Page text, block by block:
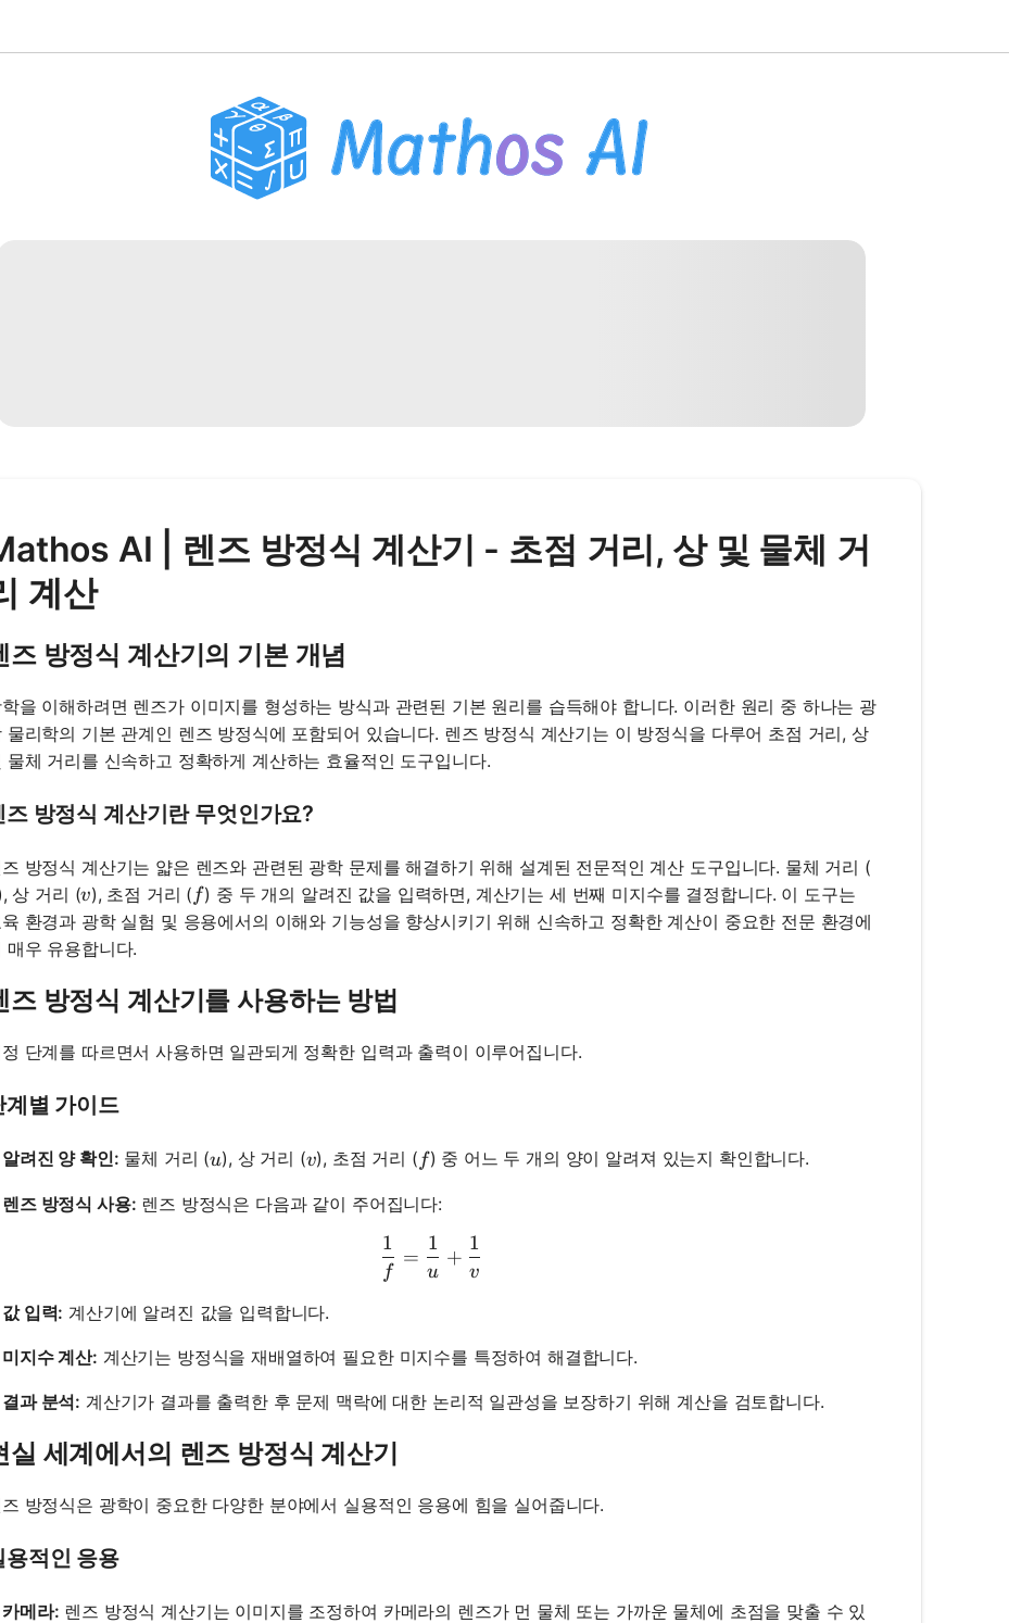
AI | 렌즈 방정식 계산기 - 초점 거리, 상 및 물체 거
계산
즈 방정식 계산기의 기본 개념
을 이해하려면 렌즈가 이미지를 형성하는 방식과 관련된 기본 원리를 습득해야 합니다. 이러한 원리 중 하나는 광
물리학의 기본 관계인 렌즈 방정식에 포함되어 있습니다. 렌즈 방정식 계산기는 이 방정식을 다루어 초점 거리, 상
물체 거리를 신속하고 정확하게 계산하는 효율적인 도구입니다.
즈 방정식 계산기란 무엇인가요?
방정식 계산기는 얇은 렌즈와 관련된 광학 문제를 해결하기 위해 설계된 전문적인 계산 도구입니다. 물체 거리 (
상 거리 (v
v), 초점 거리 ( ff) 중 두 개의 알려진 값을 입력하면, 계산기는 세 번째 미지수를 결정합니다. 이 도구는
환경과 광학 실험 및 응용에서의 이해와 기능성을 향상시키기 위해 신속하고 정확한 계산이 중요한 전문 환경에
매우 유용합니다.
즈 방정식 계산기를 사용하는 방법
단계를 따르면서 사용하면 일관되게 정확한 입력과 출력이 이루어집니다.
계별 가이드
알려진 양 확인: 물체 거리 (u
u), 상 거리 (v
v), 초점 거리 ( ff) 중 어느 두 개의 양이 알려져 있는지 확인합니다.
렌즈 방정식 사용: 렌즈 방정식은 다음과 같이 주어집니다:
\frac{1}{f} = \frac{1}{u} + \frac{1}{v}
f
1
=
u
1
+
v
1
값 입력: 계산기에 알려진 값을 입력합니다.
미지수 계산: 계산기는 방정식을 재배열하여 필요한 미지수를 특정하여 해결합니다.
결과 분석: 계산기가 결과를 출력한 후 문제 맥락에 대한 논리적 일관성을 보장하기 위해 계산을 검토합니다.
실 세계에서의 렌즈 방정식 계산기
방정식은 광학이 중요한 다양한 분야에서 실용적인 응용에 힘을 실어줍니다.
용적인 응용
카메라: 렌즈 방정식 계산기는 이미지를 조정하여 카메라의 렌즈가 먼 물체 또는 가까운 물체에 초점을 맞출 수 있